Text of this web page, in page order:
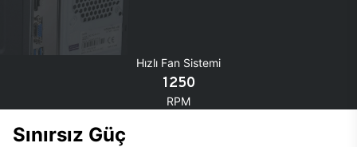
Hızlı Fan Sistemi
1250
RPM
Sınırsız Güç